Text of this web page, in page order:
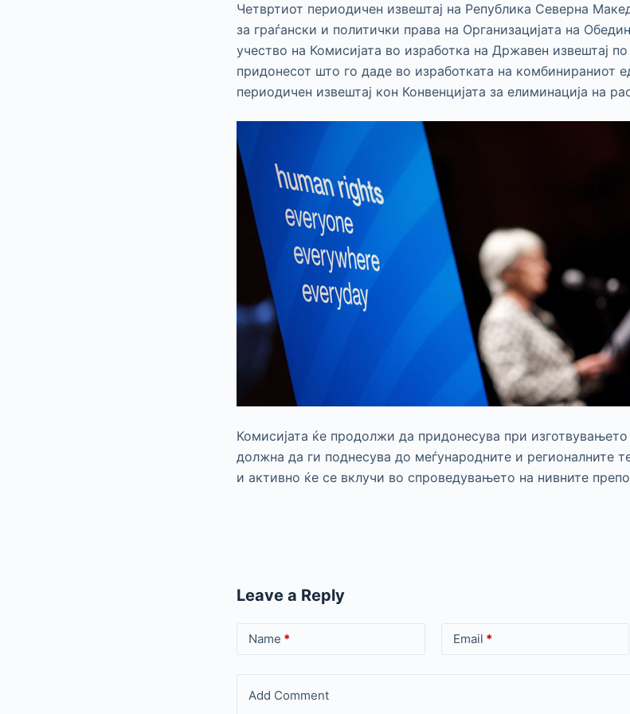
Четвртиот периодичен извештај на Република Северна
за граѓански и политички права на Организацијата на
учество на Комисијата во изработка на Државен извештај
придонесот што го даде во изработката на комбинираниот
периодичен извештај кон Конвенцијата за елиминација на
Комисијата ќе продолжи да придонесува при
должна да ги поднесува до меѓународните и регионалните
и активно ќе се вклучи во спроведувањето на нивните
Leave a Reply
Name * Email *
Add Comment